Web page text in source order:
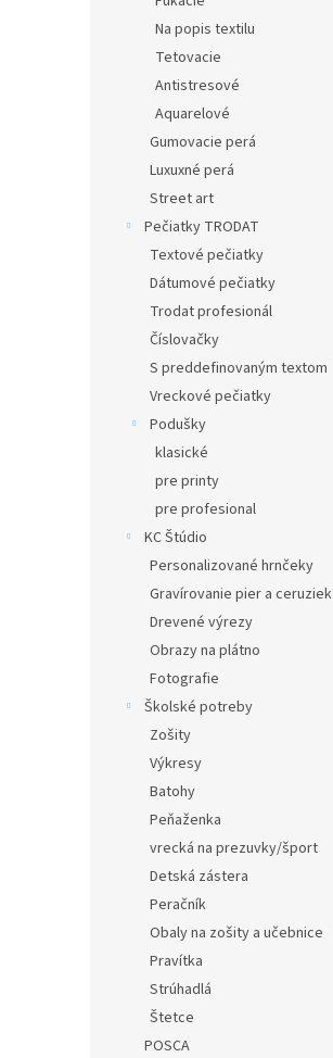
Na popis textilu
Tetovacie
Antistresové
Aquarelové
Gumovacie perá
Luxuxné perá
Street art
Pečiatky TRODAT
Textové pečiatky
Dátumové pečiatky
Trodat profesionál
Číslovačky
S preddefinovaným textom
Vreckové pečiatky
Podušky
klasické
pre printy
pre profesional
KC Štúdio
Personalizované hrnčeky
Gravírovanie pier a ceruziek
Drevené výrezy
Obrazy na plátno
Fotografie
Školské potreby
Zošity
Výkresy
Batohy
Peňaženka
vrecká na prezuvky/šport
Detská zástera
Peračník
Obaly na zošity a učebnice
Pravítka
Strúhadlá
Štetce
POSCA